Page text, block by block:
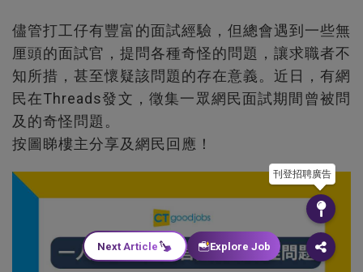
儘管打工仔有豐富的面試經驗，但總會遇到一些無
厘頭的面試官，提問各種奇怪的問題，讓求職者不
知所措，甚至懷疑該問題的存在意義。近日，有網
民在Threads發文，徵集一眾網民面試期間曾被問
及的奇怪問題。
按圖睇樓主分享及網民回應！
刊登招聘廣告
Next Article Explore Job